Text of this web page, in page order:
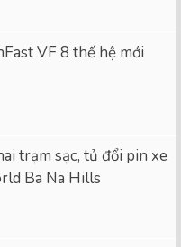
VF 8 thế hệ mới
trạm sạc, tủ đổi pin xe
Ba Na Hills